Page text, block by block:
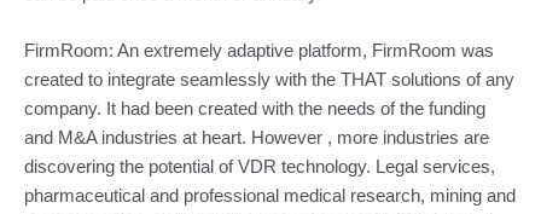
FirmRoom: An extremely adaptive platform, FirmRoom was
created to integrate seamlessly with the THAT solutions of any
company. It had been created with the needs of the funding
and M&A industries at heart. However , more industries are
discovering the potential of VDR technology. Legal services,
pharmaceutical and professional medical research, mining and